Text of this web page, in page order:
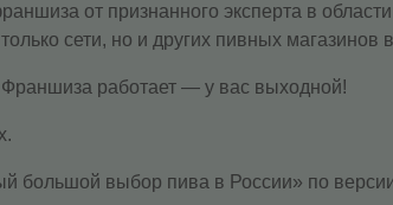
от признанного эксперта в
сети, но и других пивных
работает — у вас выходной!
выбор пива в России» по версии